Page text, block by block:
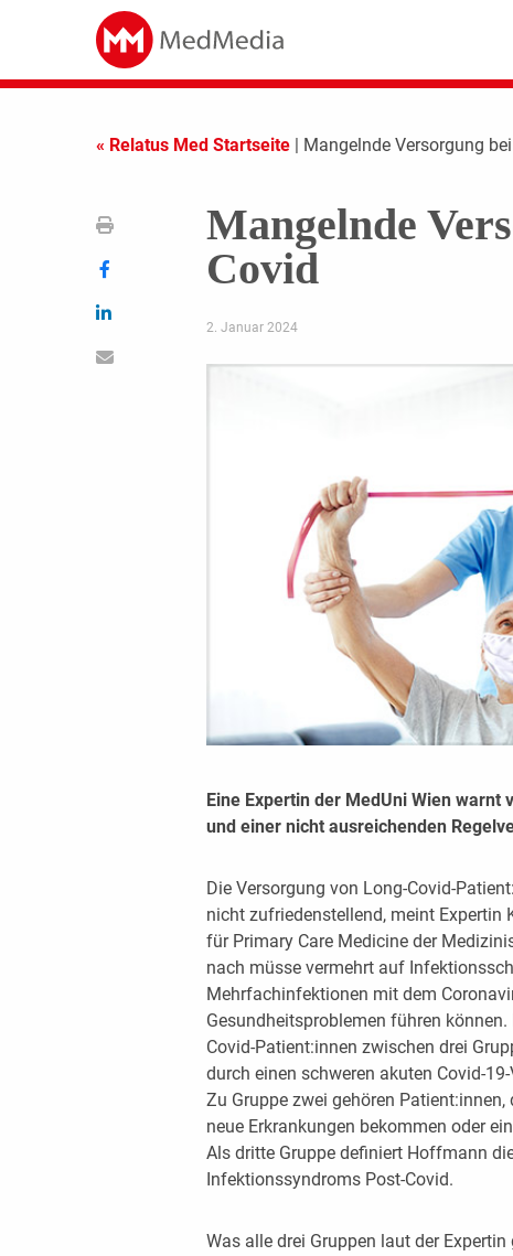
« Relatus Med Startseite | Mangelnde Versorgung
Mangelnde
Covid
2. Januar 2024
Eine Expertin der MedUni Wien
und einer nicht ausreichenden
Die Versorgung von Long-Covid-
nicht zufriedenstellend, meint
für Primary Care Medicine der
nach müsse vermehrt auf
Mehrfachinfektionen mit dem
Gesundheitsproblemen führen
Covid-Patient:innen zwischen drei
durch einen schweren akuten Covid-
Zu Gruppe zwei gehören
neue Erkrankungen bekommen oder
Als dritte Gruppe definiert Hoffmann
Infektionssyndroms Post-Covid.
Was alle drei Gruppen laut der